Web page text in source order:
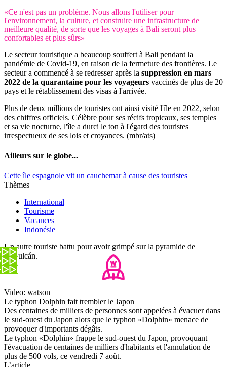
«Ce n'est pas un problème. Nous allons l'utiliser pour
l'environnement, la culture, et construire une infrastructure de
meilleure qualité, de sorte que les voyages à Bali seront plus
confortables et plus sûrs»
Le secteur touristique a beaucoup souffert à Bali pendant la
pandémie de Covid-19, en raison de la fermeture des frontières. Le
secteur a commencé à se redresser après la suppression en mars
2022 de la quarantaine pour les voyageurs vaccinés de plus de 20
pays et le rétablissement des visas à l'arrivée.
Plus de deux millions de touristes ont ainsi visité l'île en 2022, selon
des chiffres officiels. Célèbre pour ses récifs tropicaux, ses temples
et sa vie nocturne, l'île a durci le ton à l'égard des touristes
irrespectueux de ses lois et croyances. (mbr/ats)
Ailleurs sur le globe...
Cette île espagnole vit un cauchemar à cause des touristes
Thèmes
International
Tourisme
Vacances
Indonésie
Un autre touriste battu pour avoir grimpé sur la pyramide de
Kukulcán.
Video: watson
Le typhon Dolphin fait trembler le Japon
Des centaines de milliers de personnes sont appelées à évacuer dans
le sud-ouest du Japon alors que le typhon «Dolphin» menace de
provoquer d'importants dégâts.
Le typhon «Dolphin» frappe le sud-ouest du Japon, provoquant
l'évacuation de centaines de milliers d'habitants et l'annulation de
plus de 500 vols, ce vendredi 7 août.
L’article